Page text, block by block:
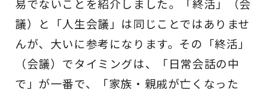
易でないことを紹介しました。「終活」（会
議）と「人生会議」は同じことではありませ
んが、大いに参考になります。その「終活」
（会議）でタイミングは、「日常会話の中
で」が一番で、「家族・親戚が亡くなった